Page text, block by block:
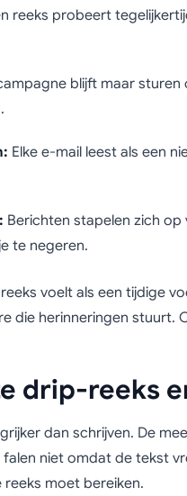
reeks probeert
blijft maar
Elke e-mail leest als een
Berichten stapelen zich
te negeren.
voelt als een tijdige
die herinneringen stuurt.
drip-reeks
dan schrijven. De
niet omdat de tekst
moet bereiken.